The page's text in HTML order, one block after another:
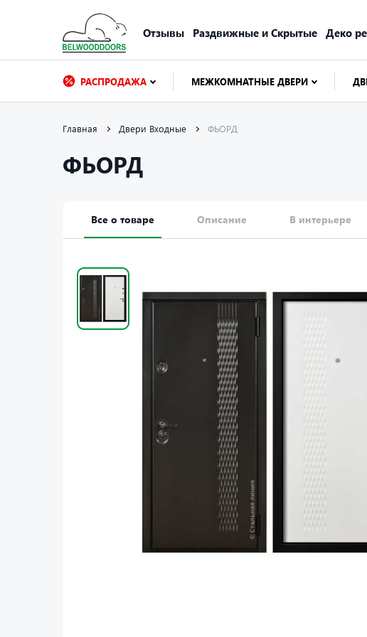
Отзывы Раздвижные и Скрытые Деко
РАСПРОДАЖА МЕЖКОМНАТНЫЕ ДВЕРИ
Главная Двери Входные ФЬОРД
ФЬОРД
Все о товаре Описание В интерьере